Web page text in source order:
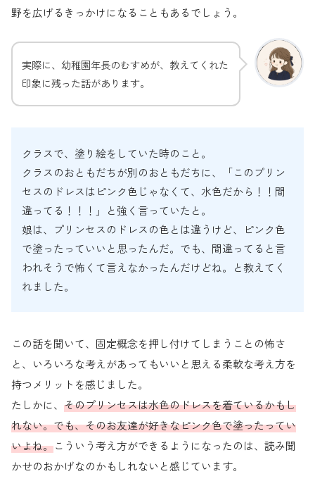
野を広げるきっかけになることもあるでしょう。
実際に、幼稚園年長のむすめが、教えてくれた
印象に残った話があります。
クラスで、塗り絵をしていた時のこと。
クラスのおともだちが別のおともだちに、「このプリン
セスのドレスはピンク色じゃなくて、水色だから！！間
違ってる！！！」と強く言っていたと。
娘は、プリンセスのドレスの色とは違うけど、ピンク色
で塗ったっていいと思ったんだ。でも、間違ってると言
われそうで怖くて言えなかったんだけどね。と教えてく
れました。
この話を聞いて、固定概念を押し付けてしまうことの怖さ
と、いろいろな考えがあってもいいと思える柔軟な考え方を
持つメリットを感じました。
たしかに、 そのプリンセスは水色のドレスを着ているかもし
れない。でも、そのお友達が好きなピンク色で塗ったってい
いよね。こういう考え方ができるようになったのは、読み聞
かせのおかげなのかもしれないと感じています。